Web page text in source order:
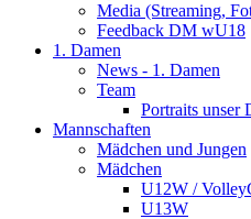
Media (Streaming,
Feedback DM wU18
1. Damen
News - 1. Damen
Team
Portraits unser
Mannschaften
Mädchen und Jungen
Mädchen
U12W /
U13W